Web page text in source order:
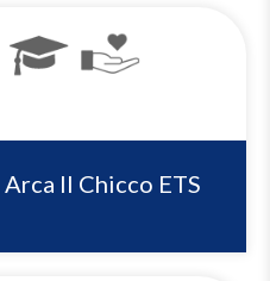
Il Chicco ETS